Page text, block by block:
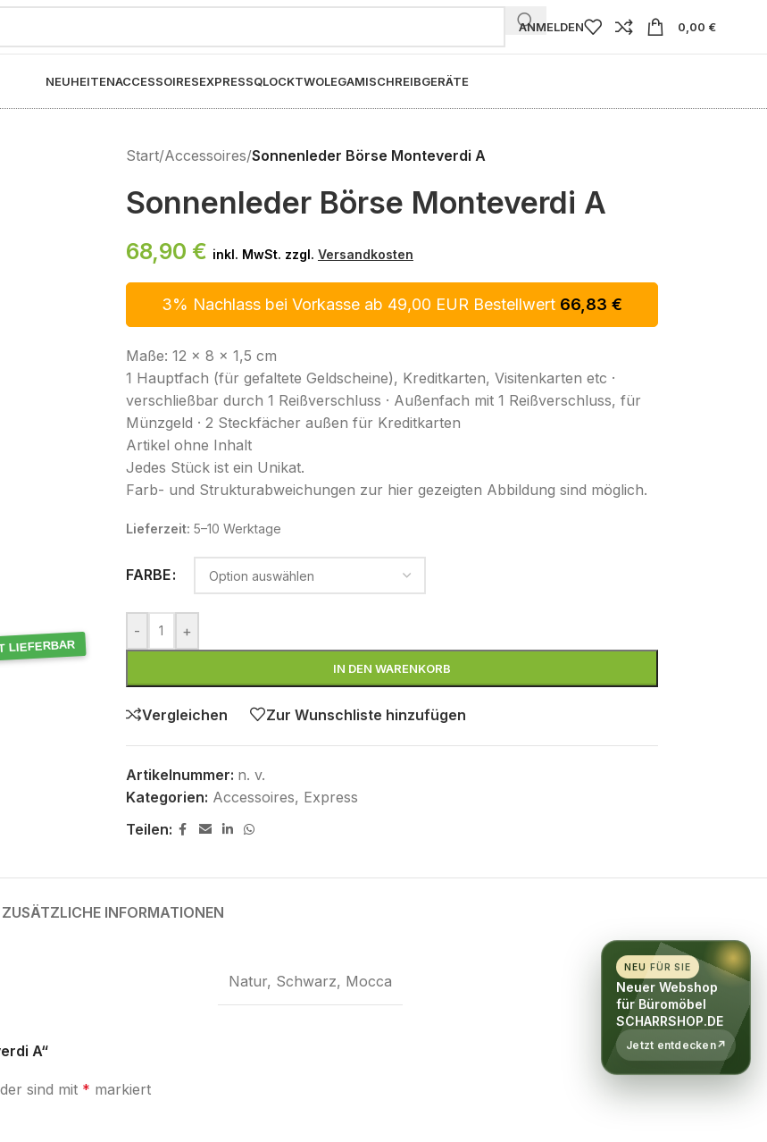
ANMELDEN 0,00 €
NEUHEITENACCESSOIRESEXPRESSQLOCKTWOLEGAMISCHREIBGERÄTE
LIEFERBAR
Start/Accessoires/Sonnenleder Börse Monteverdi A
Sonnenleder Börse Monteverdi A
68,90 € inkl. MwSt. zzgl. Versandkosten
3% Nachlass bei Vorkasse ab 49,00 EUR Bestellwert 66,83 €
Maße: 12 x 8 x 1,5 cm
1 Hauptfach (für gefaltete Geldscheine), Kreditkarten, Visitenkarten etc ·
verschließbar durch 1 Reißverschluss · Außenfach mit 1 Reißverschluss, für
Münzgeld · 2 Steckfächer außen für Kreditkarten
Artikel ohne Inhalt
Jedes Stück ist ein Unikat.
Farb- und Strukturabweichungen zur hier gezeigten Abbildung sind möglich.
Lieferzeit: 5–10 Werktage
FARBE
- +
IN DEN WARENKORB
Vergleichen Zur Wunschliste hinzufügen
Artikelnummer: n. v.
Kategorien: Accessoires, Express
Teilen:
ZUSÄTZLICHE INFORMATIONEN
Natur, Schwarz, Mocca
A“
sind mit * markiert
NEU FÜR SIE
Neuer Webshop
für Büromöbel
SCHARRSHOP.DE
Jetzt entdecken↗